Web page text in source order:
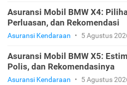
Asuransi Mobil BMW X4:
Perluasan, dan Rekomendasi
Asuransi Kendaraan • 5 Agustus
Asuransi Mobil BMW X5:
Polis, dan Rekomendasinya
Asuransi Kendaraan • 5 Agustus